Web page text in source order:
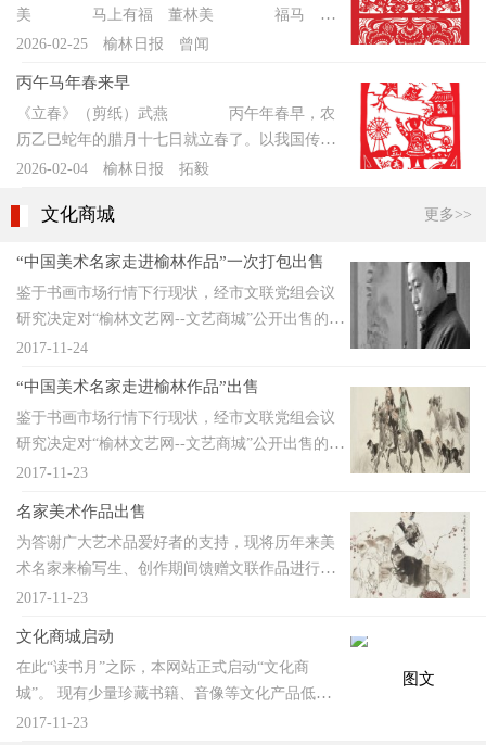
精神风貌。演员们踏鼓起舞、进退腾挪，铿锵激
造陕北说书大会等标志性品牌活动，汇聚省内外
优秀艺人交流竞技；持续开展曲艺“六进”惠民演
出，年均演出60余场，覆盖乡村、社区、校园、
景区、企业，群众文化获得感不断增强。榆林曲
协被中国曲艺节协会评为全国先进基层曲协组
就、颂民生幸福、讲黄土新风，兼具地域特色与
时代气息，赢得现场观众阵阵掌声。本次活动由
中国曲艺家协会、河南省文联、河南省文旅厅、
省曲艺家协会、中共平顶山市委宣传部、平顶山
市文联、平顶山市文广旅局、中共宝丰县委、宝
丰县人民政府承办，以“说唱新场景·麦田展风
华”为主题，汇聚全国曲艺精华，在广袤的麦田里
搭台演唱，原汁原味地还原了传统书会的热闹场
景，为父老乡亲献上了一场高水准、接地气、有
深度的曲艺盛宴。马街书会此次吸
美 马上有福 董林美 福马 万
玉梅 天马行空 陈艳芬 花团锦
上来财 董林美 寿马 万玉梅
马上封侯 董林美 马上富贵 高
利 银蛇腾空去，天马飞奔来。丙午
马年欢腾而至，今天就闻着马鸣的气息细数一
文化中地位极高，具有一系列的象征和寓
意。 龙马精神是中华民族自古以来所崇尚的
先们认为，龙马就是仁马，它是黄河的精灵，是
炎黄子孙的化身，代表了华夏民族的主体精神。
祖先们在世界观里已经把龙马等同于纯阳的乾，
它是刚健、明亮、热烈、高昂、升腾、饱满、昌
盛、发达的代名词。 《易经》中干脆说“乾为
2026-02-25 榆林日报 曾闻
丙午马年春来早
《立春》（剪纸）武燕 丙午年春早，农
历乙巳蛇年的腊月十七日就立春了。以我国传统
纪年法，从是日起，就算进入了春天，也进入了
巳蛇小龙，而应属午马，是可爱的小“马
六畜的马、牛、羊、猪、狗、鸡，一直都是重要
的生产资料，承载着耕作、运输、狩猎、守护、
肉食供给等多元功能，并深刻影响了农耕文化与
民俗传统。“六畜”之概念源于我国古代农业社
会，最早见于《周礼》《左传》等古籍，并通过
饲”的记载，广为流传。六畜中，马之所以居于首
位，主要是因为它既可服务于征战讨伐，又可使
役于农业生产劳动。在陕北，几乎每个村庄的寺
庙里都敬奉有马王爷，其形象是四条臂膀、三只
眼睛，面目红赤而狰狞。在人们的心
2026-02-04 榆林日报 拓毅
文化商城 更多>>
“中国美术名家走进榆林作品”一次打包出售
鉴于书画市场行情下行现状，经市文联党组会议
研究决定对“榆林文艺网--文艺商城”公开出售的4
尺美术作品（含4尺）共12幅一次性打包折价出
折后共计人民币壹拾叁万元整（13...
2017-11-24
“中国美术名家走进榆林作品”出售
鉴于书画市场行情下行现状，经市文联党组会议
研究决定对“榆林文艺网--文艺商城”公开出售的最
后四副8尺大幅画作，每幅7折调价出售，欢迎报
2017-11-23
名家美术作品出售
为答谢广大艺术品爱好者的支持，现将历年来美
术名家来榆写生、创作期间馈赠文联作品进行展
售，展售名家作品均按市场价进行销售，作者均
另有少量珍藏书籍、音像等文化产品...
2017-11-23
文化商城启动
在此“读书月”之际，本网站正式启动“文化商
城”。 现有少量珍藏书籍、音像等文化产品低价
出售，请各位及时申购。 联系方法：QQ
2017-11-23